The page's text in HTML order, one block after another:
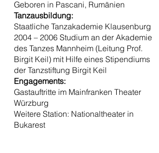
Geboren in Pascani, Rumänien
Tanzausbildung:
Staatliche Tanzakademie Klausenburg
2004 – 2006 Studium an der Akademie
des Tanzes Mannheim (Leitung Prof.
Birgit Keil) mit Hilfe eines Stipendiums
der Tanzstiftung Birgit Keil
Engagements:
Gastauftritte im Mainfranken Theater
Würzburg
Weitere Station: Nationaltheater in
Bukarest